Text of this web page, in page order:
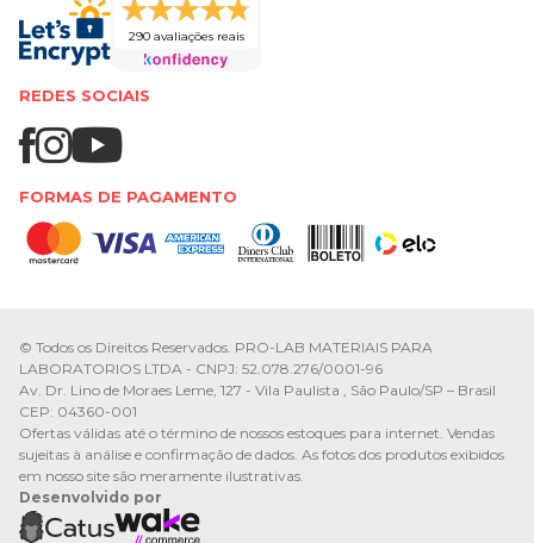
290 avaliações reais
REDES SOCIAIS
FORMAS DE PAGAMENTO
© Todos os Direitos Reservados. PRO-LAB MATERIAIS PARA
LABORATORIOS LTDA - CNPJ: 52.078.276/0001-96
Av. Dr. Lino de Moraes Leme, 127 - Vila Paulista , São Paulo/SP – Brasil
CEP: 04360-001
Ofertas válidas até o término de nossos estoques para internet. Vendas
sujeitas à análise e confirmação de dados. As fotos dos produtos exibidos
em nosso site são meramente ilustrativas.
Desenvolvido por